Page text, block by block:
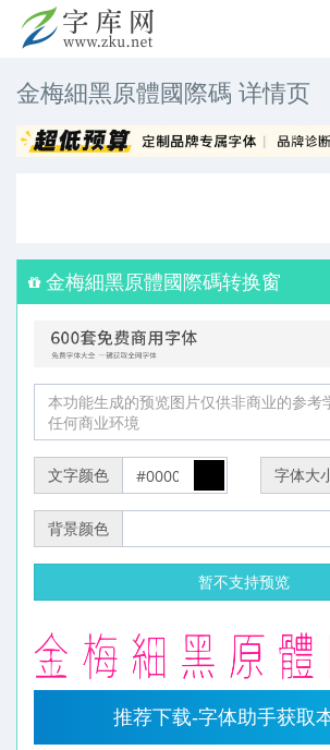
金梅細黑原體國際碼 详情页
金梅細黑原體國際碼转换窗
文字颜色 字体大
背景颜色
暂不支持预览
推荐下载-字体助手获取